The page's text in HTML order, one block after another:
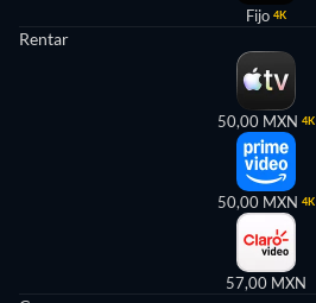
Fijo 4K
Rentar
50,00 MXN 4K
50,00 MXN 4K
57,00 MXN